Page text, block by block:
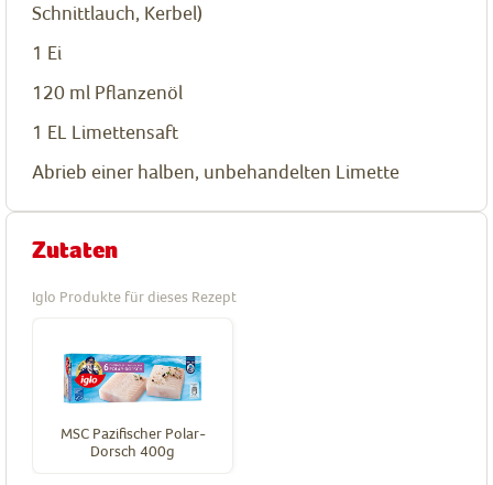
Schnittlauch, Kerbel)
1 Ei
120 ml Pflanzenöl
1 EL Limettensaft
Abrieb einer halben, unbehandelten Limette
Zutaten
Iglo Produkte für dieses Rezept
MSC Pazifischer Polar-
Dorsch 400g